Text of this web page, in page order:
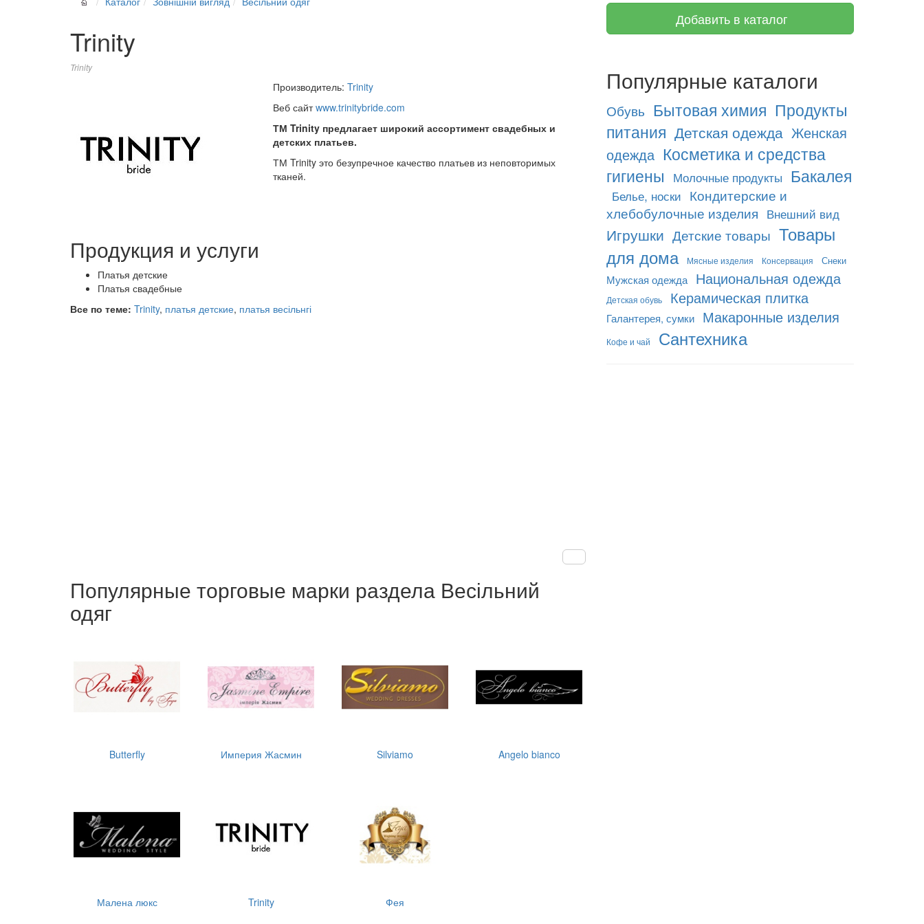
Trinity
Trinity
Производитель: Trinity
Веб сайтwww.trinitybride.com
ТМ Trinity предлагает широкий ассортимент свадебных и
детских платьев.
ТМ Trinity это безупречное качество платьев из неповторимых
тканей.
Продукция и услуги
Платья детские
Платья свадебные
Все по теме: Trinity, платья детские, платья весільнгі
Популярные торговые марки раздела Весільний
одяг
Butterfly Империя Жасмин Silviamo Angelo bianco
Малена люкс Trinity Фея
Добавить в каталог
Популярные каталоги
Обувь Бытовая химия Продукты
питания Детская одежда Женская
одежда Косметика и средства
гигиены Молочные продукты Бакалея
Белье, носки Кондитерские и
хлебобулочные изделия Внешний вид
Игрушки Детские товары Товары
для дома
Мясные изделия Консервация Снеки
Мужская одежда Национальная одежда
Детская обувь Керамическая плитка
Галантерея, сумки Макаронные изделия
Кофе и чай Сантехника